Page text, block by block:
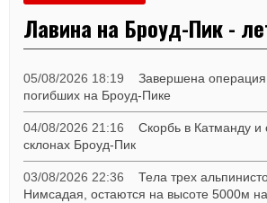
Лавина на Броуд-Пик -
05/08/2026 18:19
Завершена операция
погибших на Броуд-Пике
04/08/2026 21:16
Скорбь в Катманду и
склонах Броуд-Пик
03/08/2026 22:36
Тела трех
Нимсадая, остаются на высоте 5000м